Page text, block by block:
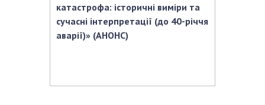
катастрофа: історичні виміри та
сучасні інтерпретації (до 40-річчя
аварії)» (АНОНС)